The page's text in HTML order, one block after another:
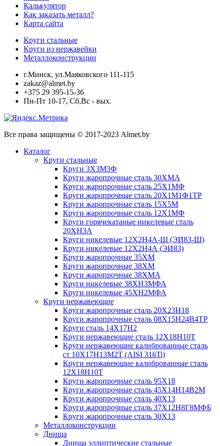
Калькулятор
Как заказать металл?
Карта сайта
Круги стальные
Круги из нержавейки
Металлоконструкции
г.Минск, ул.Маяковского 111-115
zakaz@almet.by
+375 29 395-15-36
Пн-Пт 10-17, Сб,Вс - вых.
Все права защищены © 2017-2023 Almet.by
Каталог
Круги стальные
Круги 3Х3М3Ф
Круги жаропрочные сталь 30ХМА
Круги жаропрочные сталь 25Х1МФ
Круги жаропрочные сталь 20Х1М1Ф1ТР
Круги жаропрочные сталь 15Х5М
Круги жаропрочные сталь 12Х1МФ
Круги горячекатаные никелевые сталь
20ХН3А
Круги никелевые 12Х2Н4А-Ш (ЭИ83-Ш)
Круги никелевые 12Х2Н4А (ЭИ83)
Круги жаропрочные 35ХМ
Круги жаропрочные 38ХМ
Круги жаропрочные 38ХМА
Круги никелевые 38XH3MФА
Круги никелевые 45ХН2МФА
Круги нержавеющие
Круги жаропрочные сталь 20Х23Н18
Круги жаропрочные сталь 08Х15Н24В4ТР
Круги сталь 14Х17Н2
Круги нержавеющие сталь 12Х18Н10Т
Круги нержавеющие калиброванные сталь
ст 10Х17Н13М2Т (AISI 316Ti)
Круги нержавеющие калиброванные сталь
12Х18Н10Т
Круги жаропрочные сталь 95Х18
Круги жаропрочные сталь 45Х14Н14В2М
Круги жаропрочные сталь 40Х13
Круги жаропрочные сталь 37Х12Н8Г8МФБ
Круги жаропрочные сталь 30Х13
Металлоконструкции
Днища
Днища эллиптические стальные